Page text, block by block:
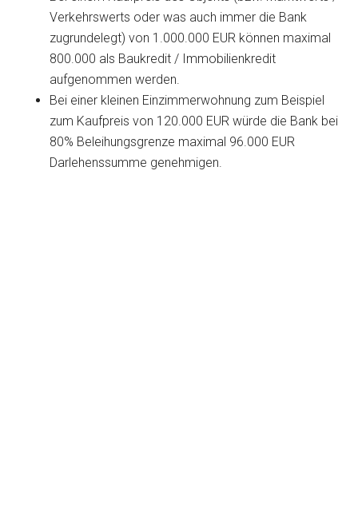
Verkehrswerts oder was auch immer die Bank
zugrundelegt) von 1.000.000 EUR können maximal
800.000 als Baukredit / Immobilienkredit
aufgenommen werden.
Bei einer kleinen Einzimmerwohnung zum Beispiel
zum Kaufpreis von 120.000 EUR würde die Bank bei
80% Beleihungsgrenze maximal 96.000 EUR
Darlehenssumme genehmigen.